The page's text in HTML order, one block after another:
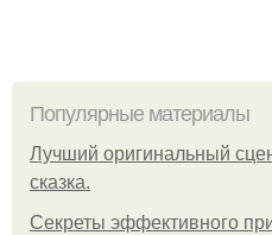
Популярные материалы
Лучший оригинальный
сказка.
Секреты эффективного